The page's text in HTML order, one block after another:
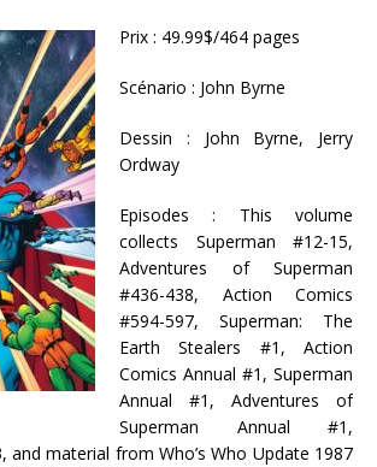
Prix : 49.99$/464 pages
Scénario : John Byrne
Dessin : John Byrne, Jerry
Ordway
Episodes : This volume
collects Superman #12-15,
Adventures of Superman
#436-438, Action Comics
#594-597, Superman: The
Earth Stealers #1, Action
Comics Annual #1, Superman
Annual #1, Adventures of
Superman Annual #1,
and material from Who’s Who Update 1987